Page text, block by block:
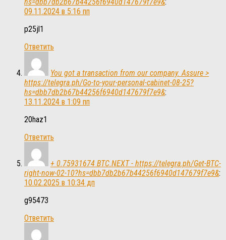
09.11.2024 в 5:16 пп
p25jl1
Ответить
You got a transaction from our company. Assure >
https://telegra.ph/Go-to-your-personal-cabinet-08-25?
hs=dbb7db2b67b44256f6940d147679f7e9&:
13.11.2024 в 1:09 пп
20haz1
Ответить
+ 0.75931674 BTC.NEXT - https://telegra.ph/Get-BTC-
right-now-02-10?hs=dbb7db2b67b44256f6940d147679f7e9&:
10.02.2025 в 10:34 дп
g95473
Ответить